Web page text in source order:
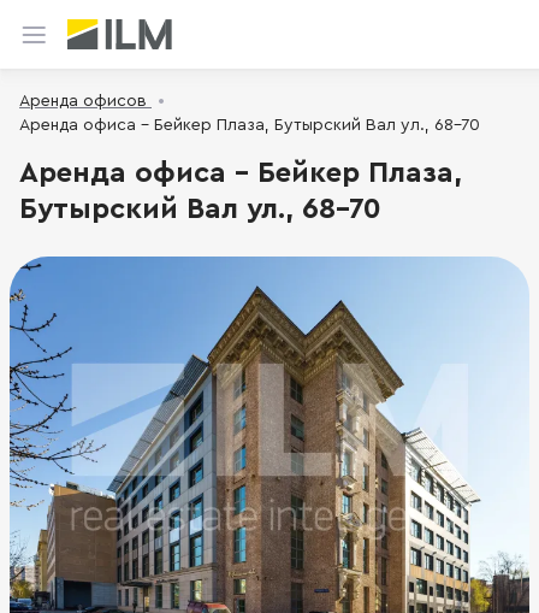
Аренда офисов
Аренда офиса - Бейкер Плаза, Бутырский Вал ул., 68-70
Аренда офиса - Бейкер Плаза,
Бутырский Вал ул., 68-70